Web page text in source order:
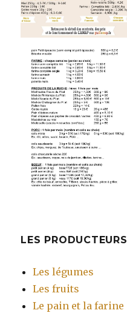
LES PRODUCTEURS
Les légumes
Les fruits
Le pain et la farine